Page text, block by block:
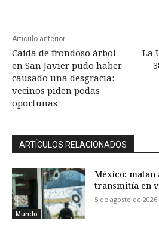
Artículo anterior
Caída de frondoso árbol
en San Javier pudo haber
causado una desgracia:
vecinos piden podas
oportunas
La
ARTÍCULOS RELACIONADOS
Mundo
México:
transmitía en
5 de agosto de 2026